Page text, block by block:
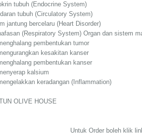
tubuh (Endocrine System)
tubuh (Circulatory System)
jantung bercelaru (Heart Disorder)
(Respiratory System) Organ dan sistem
pembentukan tumor
kesakitan kanser
pembentukan kanser
kalsium
keradangan (Inflammation)
OLIVE HOUSE
Untuk Order boleh klik